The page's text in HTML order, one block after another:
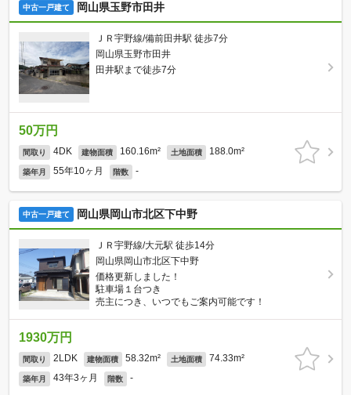
中古一戸建て 岡山県玉野市田井
ＪＲ宇野線/備前田井駅 徒歩7分
岡山県玉野市田井
田井駅まで徒歩7分
50万円
間取り 4DK 建物面積 160.16m² 土地面積 188.0m²
築年月 55年10ヶ月 階数 -
中古一戸建て 岡山県岡山市北区下中野
ＪＲ宇野線/大元駅 徒歩14分
岡山県岡山市北区下中野
価格更新しました！
駐車場１台つき
売主につき、いつでもご案内可能です！
1930万円
間取り 2LDK 建物面積 58.32m² 土地面積 74.33m²
築年月 43年3ヶ月 階数 -